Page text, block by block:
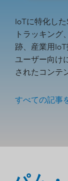
IoTに特化し
トラッキング
跡、産業用
ユーザー向け
されたコンテ
すべての記事